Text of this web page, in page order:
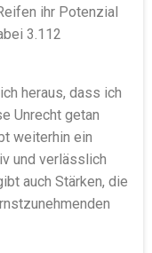
ihr Potenzial
3.112
heraus, dass ich
Unrecht getan
weiterhin ein
und verlässlich
auch Stärken, die